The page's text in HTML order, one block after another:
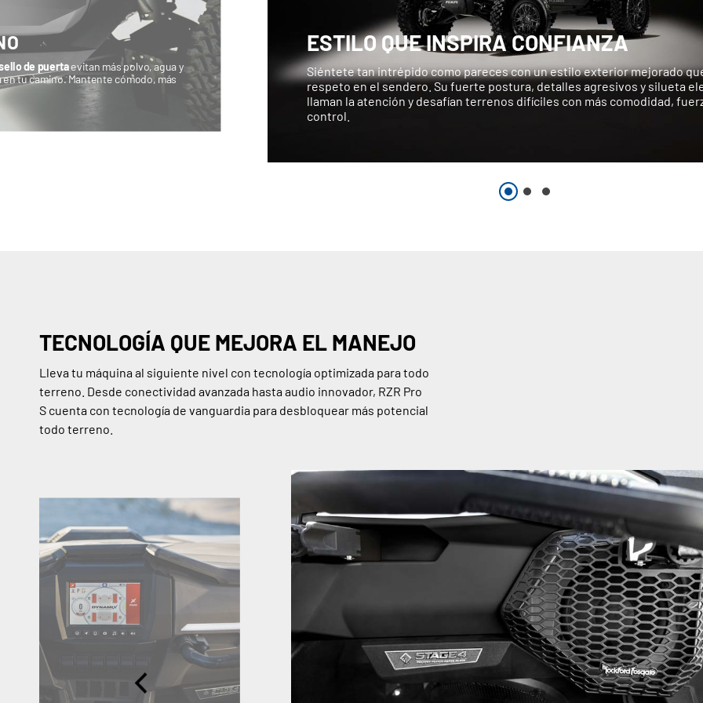
de puertaevitan más polvo, agua y
tu camino. Mantente cómodo, más
ESTILO QUE INSPIRA CONFIANZA
Siéntete tan intrépido como pareces con un estilo exterior mejorado
respeto en el sendero. Su fuerte postura, detalles agresivos y silueta
llaman la atención y desafían terrenos difíciles con más comodidad,
control.
TECNOLOGÍA QUE MEJORA EL MANEJO
Lleva tu máquina al siguiente nivel con tecnología optimizada para todo
terreno. Desde conectividad avanzada hasta audio innovador, RZR Pro
S cuenta con tecnología de vanguardia para desbloquear más potencial
todo terreno.